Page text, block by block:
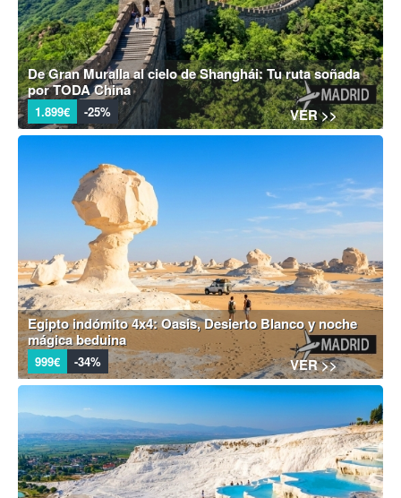
De Gran Muralla al cielo de Shanghái: Tu ruta soñada
por TODA China
1.899€ -25% VER >>
Egipto indómito 4x4: Oasis, Desierto Blanco y noche
mágica beduina
999€ -34% VER >>